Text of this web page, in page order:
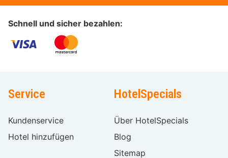
Schnell und sicher bezahlen:
Service
Kundenservice
Hotel hinzufügen
HotelSpecials
Über HotelSpecials
Blog
Sitemap